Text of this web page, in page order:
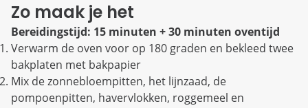
Zo maak je het
Bereidingstijd: 15 minuten + 30 minuten oventijd
Verwarm de oven voor op 180 graden en bekleed twee
bakplaten met bakpapier
Mix de zonnebloempitten, het lijnzaad, de
pompoenpitten, havervlokken, roggemeel en